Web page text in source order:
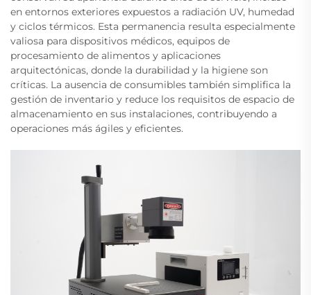
en entornos exteriores expuestos a radiación UV, humedad
y ciclos térmicos. Esta permanencia resulta especialmente
valiosa para dispositivos médicos, equipos de
procesamiento de alimentos y aplicaciones
arquitectónicas, donde la durabilidad y la higiene son
críticas. La ausencia de consumibles también simplifica la
gestión de inventario y reduce los requisitos de espacio de
almacenamiento en sus instalaciones, contribuyendo a
operaciones más ágiles y eficientes.